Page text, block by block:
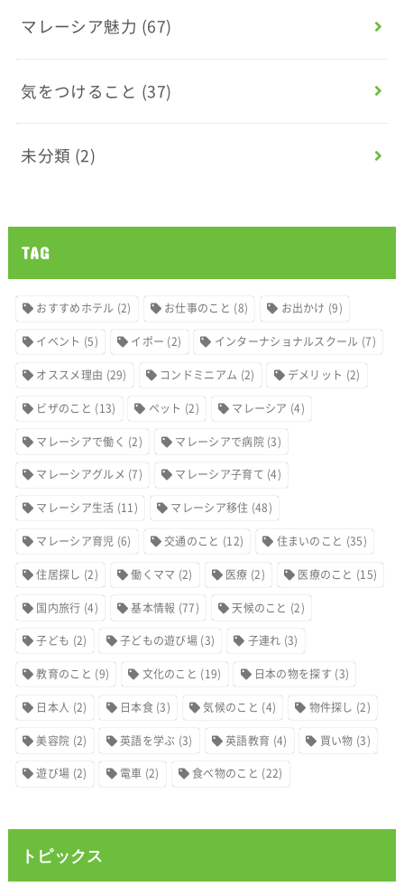
マレーシア魅力 (67)
気をつけること (37)
未分類 (2)
TAG
おすすめホテル (2) お仕事のこと (8) お出かけ (9)
イベント (5) イポー (2) インターナショナルスクール (7)
オススメ理由 (29) コンドミニアム (2) デメリット (2)
ビザのこと (13) ペット (2) マレーシア (4)
マレーシアで働く (2) マレーシアで病院(3)
マレーシアグルメ (7) マレーシア子育て (4)
マレーシア生活 (11) マレーシア移住 (48)
マレーシア育児 (6) 交通のこと (12) 住まいのこと (35)
住居探し (2) 働くママ (2) 医療 (2) 医療のこと (15)
国内旅行 (4) 基本情報 (77) 天候のこと (2)
子ども (2) 子どもの遊び場 (3) 子連れ (3)
教育のこと (9) 文化のこと (19) 日本の物を探す (3)
日本人 (2) 日本食(3) 気候のこと (4) 物件探し (2)
美容院 (2) 英語を学ぶ (3) 英語教育 (4) 買い物 (3)
遊び場 (2) 電車 (2) 食べ物のこと (22)
トピックス